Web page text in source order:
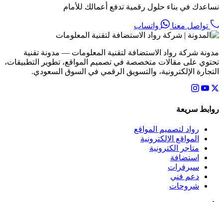
نساعدك في بناء حلول رقمية تدفع أعمالك للأمام
تواصل معنا واتساب
مدونة شركة رواد الاستضافة لتقنية المعلومات — مدونة تقنية
تحتوي على مقالات متخصصة في تصميم المواقع، تطوير التطبيقات،
التجارة الإلكترونية، والتسويق الرقمي في السوق السعودي.
روابط سريعة
رواد لتصميم المواقع
المواقع الإلكترونية
متاجر الكترونية
استضافة
سيرفرات
دعم فني
شروحات